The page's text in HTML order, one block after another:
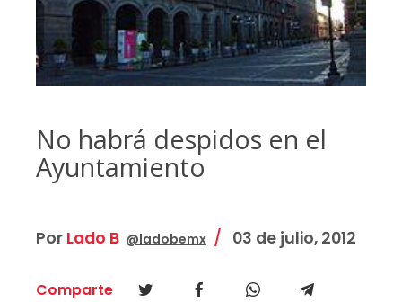
No habrá despidos en el
Ayuntamiento
Por Lado B @ladobemx 03 de julio, 2012
Comparte